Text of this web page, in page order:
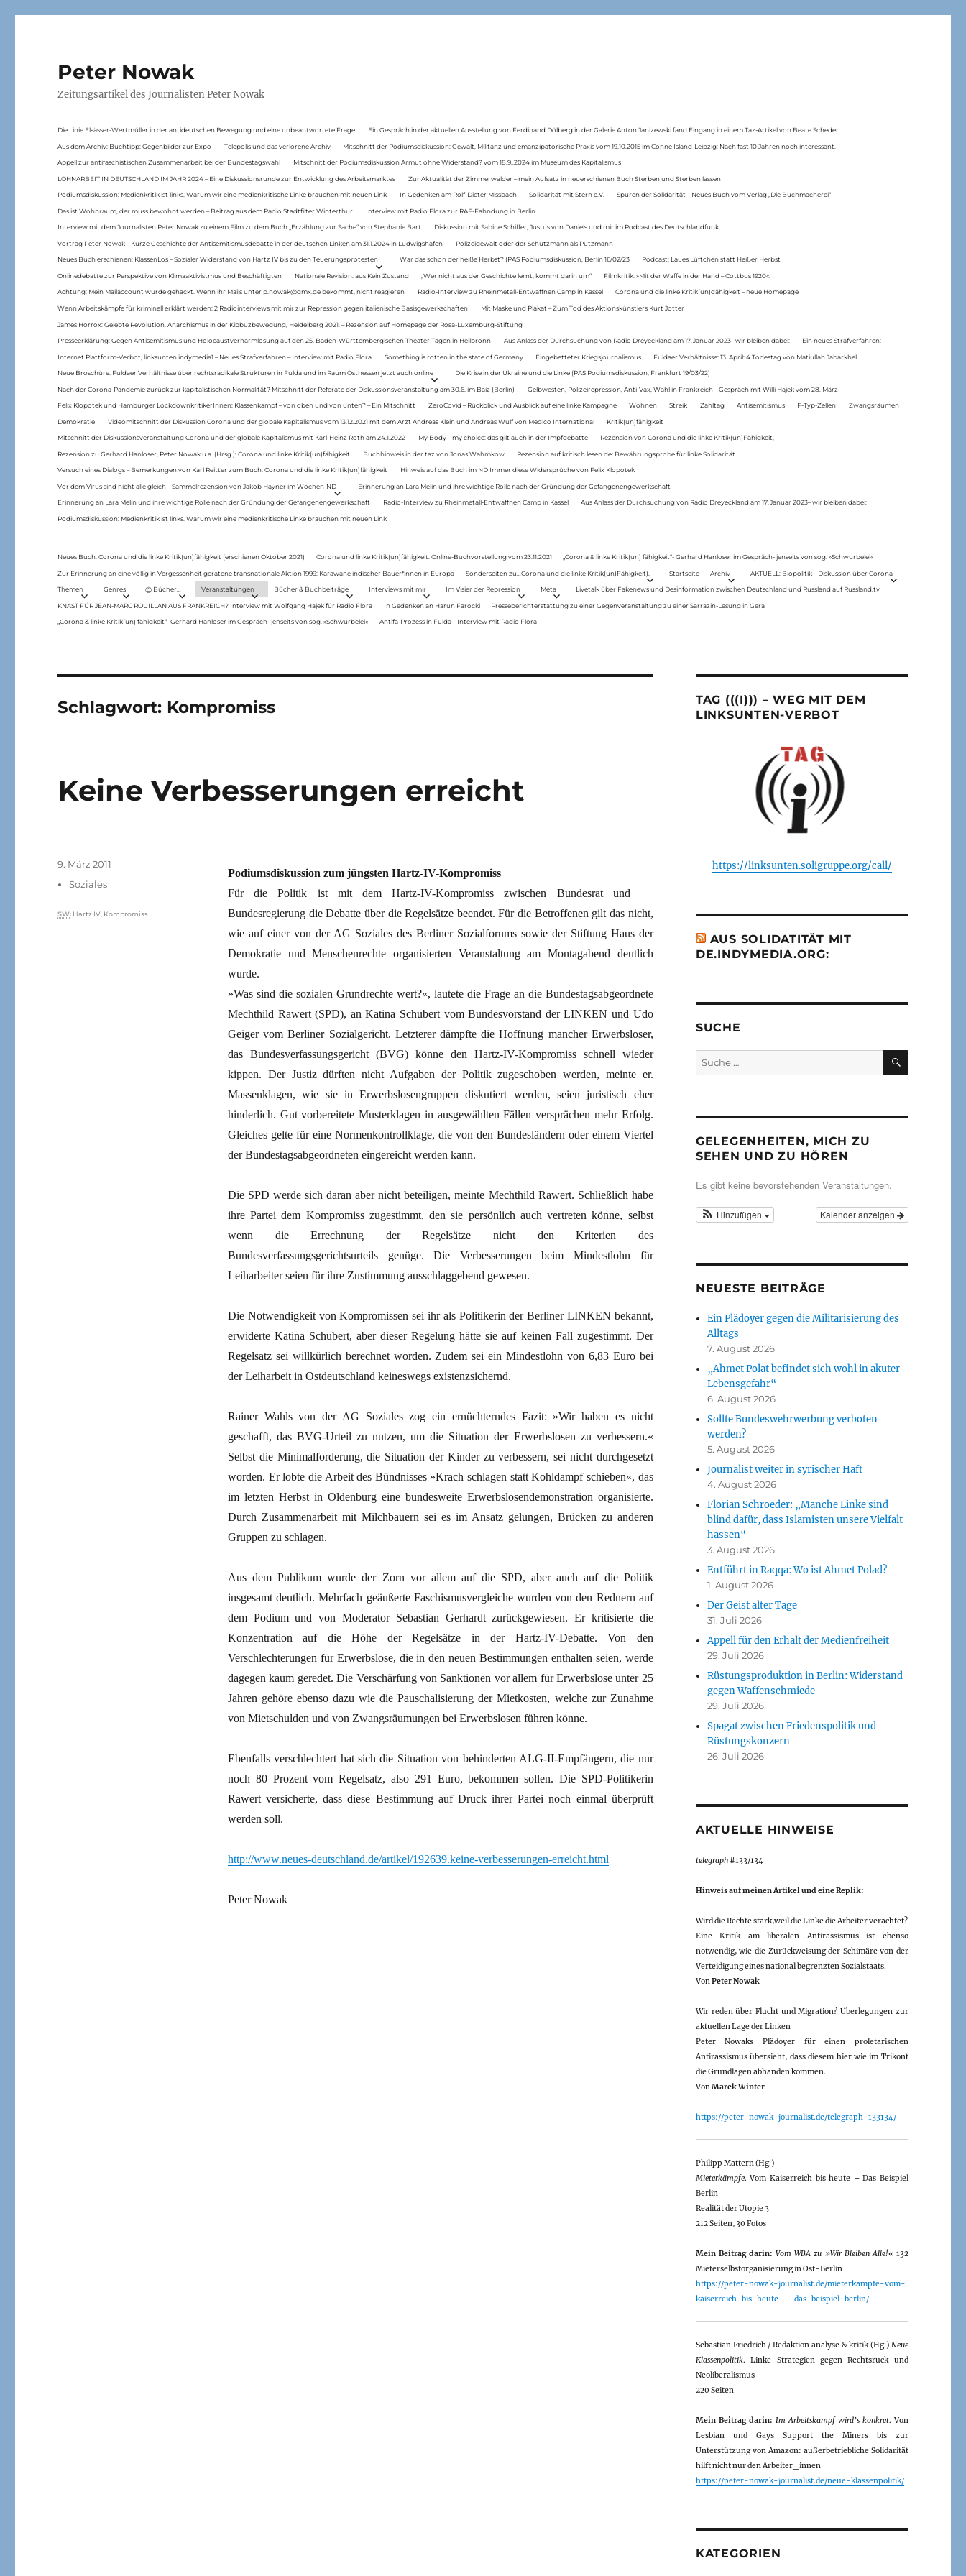
Peter Nowak
Zeitungsartikel des Journalisten Peter Nowak
Die Linie Elsässer-Wertmüller in der antideutschen Bewegung und eine unbeantwortete Frage Ein Gespräch in der aktuellen Ausstellung von Ferdinand Dölberg in der Galerie Anton Janizewski fand Eingang in einem Taz-Artikel von Beate Scheder
Aus dem Archiv: Buchtipp: Gegenbilder zur Expo Telepolis und das verlorene Archiv Mitschnitt der Podiumsdiskussion: Gewalt, Militanz und emanzipatorische Praxis vom 19.10.2015 im Conne Island-Leipzig: Nach fast 10 Jahren noch interessant.
Appell zur antifaschistischen Zusammenarbeit bei der Bundestagswahl Mitschnitt der Podiumsdiskussion Armut ohne Widerstand? vom 18.9..2024 im Museum des Kapitalismus
LOHNARBEIT IN DEUTSCHLAND IM JAHR 2024 – Eine Diskussionsrunde zur Entwicklung des Arbeitsmarktes Zur Aktualität der Zimmerwalder – mein Aufsatz in neuerschienen Buch Sterben und Sterben lassen
Podiumsdiskussion: Medienkritik ist links. Warum wir eine medienkritische Linke brauchen mit neuen Link In Gedenken am Rolf-Dieter Missbach Solidarität mit Stern e.V. Spuren der Solidarität – Neues Buch vom Verlag „Die Buchmacherei“
Das ist Wohnraum, der muss bewohnt werden – Beitrag aus dem Radio Stadtfilter Winterthur Interview mit Radio Flora zur RAF-Fahndung in Berlin
Interview mit dem Journalisten Peter Nowak zu einem Film zu dem Buch „Erzählung zur Sache“ von Stephanie Bart Diskussion mit Sabine Schiffer, Justus von Daniels und mir im Podcast des Deutschlandfunk:
Vortrag Peter Nowak – Kurze Geschichte der Antisemitismusdebatte in der deutschen Linken am 31.1.2024 in Ludwigshafen Polizeigewalt oder der Schutzmann als Putzmann
Neues Buch erschienen: KlassenLos – Sozialer Widerstand von Hartz IV bis zu den Teuerungsprotesten War das schon der heiße Herbst? (PAS Podiumsdiskussion, Berlin 16/02/23 Podcast: Laues Lüftchen statt Heißer Herbst
Onlinedebatte zur Perspektive von Klimaaktivistmus und Beschäftigten Nationale Revision: aus Kein Zustand „Wer nicht aus der Geschichte lernt, kommt darin um“ Filmkritik: »Mit der Waffe in der Hand – Cottbus 1920«.
Achtung: Mein Mailaccount wurde gehackt. Wenn ihr Mails unter p.nowak@gmx.de bekommt, nicht reagieren Radio-Interview zu Rheinmetall-Entwaffnen Camp in Kassel Corona und die linke Kritik(un)dähigkeit – neue Homepage
Wenn Arbeitskämpfe für kriminell erklärt werden: 2 Radiointerviews mit mir zur Repression gegen italienische Basisgewerkschaften Mit Maske und Plakat – Zum Tod des Aktionskünstlers Kurt Jotter
James Horrox: Gelebte Revolution. Anarchismus in der Kibbuzbewegung, Heidelberg 2021. – Rezension auf Homepage der Rosa-Luxemburg-Stiftung
Presseerklärung: Gegen Antisemitismus und Holocaustverharmlosung auf den 25. Baden-Württembergischen Theater Tagen in Heilbronn Aus Anlass der Durchsuchung von Radio Dreyeckland am 17.Januar 2023– wir bleiben dabei: Ein neues Strafverfahren:
Internet Plattform-Verbot, linksunten.indymedia1 – Neues Strafverfahren – Interview mit Radio Flora Something is rotten in the state of Germany Eingebetteter Kriegsjournalismus Fuldaer Verhältnisse: 13. April: 4 Todestag von Matiul­lah Jabarkhel
Neue Broschüre: Fuldaer Verhältnisse über rechtsradikale Strukturen in Fulda und im Raum Osthessen jetzt auch online Die Krise in der Ukraine und die Linke (PAS Podiumsdiskussion, Frankfurt 19/03/22)
Nach der Corona-Pandemie zurück zur kapitalistischen Normalität? Mitschnitt der Referate der Diskussionsveranstaltung am 30.6. im Baiz (Berlin) Gelbwesten, Polizeirepression, Anti-Vax, Wahl in Frankreich – Gespräch mit Willi Hajek vom 28. März
Felix Klopotek und Hamburger LockdownkritikerInnen: Klassenkampf – von oben und von unten? – Ein Mitschnitt ZeroCovid – Rückblick und Ausblick auf eine linke Kampagne Wohnen Streik Zahltag Antisemitismus F-Typ-Zellen Zwangsräumen
Demokratie Videomitschnitt der Diskussion Corona und der globale Kapitalismus vom 13.12.2021 mit dem Arzt Andreas Klein und Andreas Wulf von Medico International Kritik(un)fähigkeit
Mitschnitt der Diskussionsveranstaltung Corona und der globale Kapitalismus mit Karl-Heinz Roth am 24.1.2022 My Body – my choice: das gilt auch in der Impfdebatte Rezension von Corona und die linke Kritik(un)Fähigkeit,
Rezension zu Gerhard Hanloser, Peter Nowak u.a. (Hrsg.): Corona und linke Kritik(un)fähigkeit Buchhinweis in der taz von Jonas Wahmkow Rezension auf kritisch lesen.de: Bewährungsprobe für linke Solidarität
Versuch eines Dialogs – Bemerkungen von Karl Reitter zum Buch: Corona und die linke Kritik(un)fähigkeit Hinweis auf das Buch im ND Immer diese Widersprüche von Felix Klopotek
Vor dem Virus sind nicht alle gleich – Sammelrezension von Jakob Hayner im Wochen-ND Erinnerung an Lara Melin und ihre wichtige Rolle nach der Gründung der Gefangenengewerkschaft
Erinnerung an Lara Melin und ihre wichtige Rolle nach der Gründung der Gefangenengewerkschaft Radio-Interview zu Rheinmetall-Entwaffnen Camp in Kassel Aus Anlass der Durchsuchung von Radio Dreyeckland am 17.Januar 2023– wir bleiben dabei:
Podiumsdiskussion: Medienkritik ist links. Warum wir eine medienkritische Linke brauchen mit neuen Link
Neues Buch: Corona und die linke Kritik(un)fähigkeit (erschienen Oktober 2021) Corona und linke Kritik(un)fähigkeit. Online-Buchvorstellung vom 23.11.2021 „Corona & linke Kritik(un) fähigkeit“- Gerhard Hanloser im Gespräch- jenseits von sog. »Schwurbelei«
Zur Erinnerung an eine völlig in Vergessenheit geratene transnationale Aktion 1999: Karawane indischer Bauer*innen in Europa Sonderseiten zu…Corona und die linke Kritik(un)Fähigkeit). Startseite Archiv AKTUELL: Biopolitik – Diskussion über Corona
Themen Genres @ Bücher… Veranstaltungen Bücher & Buchbeiträge Interviews mit mir Im Visier der Repression Meta Livetalk über Fakenews und Desinformation zwischen Deutschland und Russland auf Russland.tv
KNAST FÜR JEAN-MARC ROUILLAN AUS FRANKREICH? Interview mit Wolfgang Hajek für Radio Flora In Gedenken an Harun Farocki Presseberichterstattung zu einer Gegenveranstaltung zu einer Sarrazin-Lesung in Gera
„Corona & linke Kritik(un) fähigkeit“- Gerhard Hanloser im Gespräch- jenseits von sog. »Schwurbelei« Antifa-Prozess in Fulda – Interview mit Radio Flora
Schlagwort: Kompromiss
Keine Verbesserungen erreicht
Podiumsdiskussion zum jüngsten Hartz-IV-Kompromiss
Für die Politik ist mit dem Hartz-IV-Kompromiss zwischen Bundesrat und
Bundesregierung die Debatte über die Regelsätze beendet. Für die Betroffenen gilt das nicht,
wie auf einer von der AG Soziales des Berliner Sozialforums sowie der Stiftung Haus der
Demokratie und Menschenrechte organisierten Veranstaltung am Montagabend deutlich
wurde.
»Was sind die sozialen Grundrechte wert?«, lautete die Frage an die Bundestagsabgeordnete
Mechthild Rawert (SPD), an Katina Schubert vom Bundesvorstand der LINKEN und Udo
Geiger vom Berliner Sozialgericht. Letzterer dämpfte die Hoffnung mancher Erwerbsloser,
das Bundesverfassungsgericht (BVG) könne den Hartz-IV-Kompromiss schnell wieder
kippen. Der Justiz dürften nicht Aufgaben der Politik zugeschoben werden, meinte er.
Massenklagen, wie sie in Erwerbslosengruppen diskutiert werden, seien juristisch eher
hinderlich. Gut vorbereitete Musterklagen in ausgewählten Fällen versprächen mehr Erfolg.
Gleiches gelte für eine Normenkontrollklage, die von den Bundesländern oder einem Viertel
der Bundestagsabgeordneten eingereicht werden kann.
Die SPD werde sich daran aber nicht beteiligen, meinte Mechthild Rawert. Schließlich habe
ihre Partei dem Kompromiss zugestimmt, den sie persönlich auch vertreten könne, selbst
wenn die Errechnung der Regelsätze nicht den Kriterien des
Bundesverfassungsgerichtsurteils genüge. Die Verbesserungen beim Mindestlohn für
Leiharbeiter seien für ihre Zustimmung ausschlaggebend gewesen.
Die Notwendigkeit von Kompromissen sei ihr als Politikerin der Berliner LINKEN bekannt,
erwiderte Katina Schubert, aber dieser Regelung hätte sie auf keinen Fall zugestimmt. Der
Regelsatz sei willkürlich berechnet worden. Zudem sei ein Mindestlohn von 6,83 Euro bei
der Leiharbeit in Ostdeutschland keineswegs existenzsichernd.
Rainer Wahls von der AG Soziales zog ein ernüchterndes Fazit: »Wir haben es nicht
geschafft, das BVG-Urteil zu nutzen, um die Situation der Erwerbslosen zu verbessern.«
Selbst die Minimalforderung, die Situation der Kinder zu verbessern, sei nicht durchgesetzt
worden. Er lobte die Arbeit des Bündnisses »Krach schlagen statt Kohldampf schieben«, das
im letzten Herbst in Oldenburg eine bundesweite Erwerbslosendemonstration organisierte.
Durch Zusammenarbeit mit Milchbauern sei es im Ansatz gelungen, Brücken zu anderen
Gruppen zu schlagen.
Aus dem Publikum wurde der Zorn vor allem auf die SPD, aber auch auf die Politik
insgesamt deutlich. Mehrfach geäußerte Faschismusvergleiche wurden von den Rednern auf
dem Podium und von Moderator Sebastian Gerhardt zurückgewiesen. Er kritisierte die
Konzentration auf die Höhe der Regelsätze in der Hartz-IV-Debatte. Von den
Verschlechterungen für Erwerbslose, die in den neuen Bestimmungen enthalten seien, werde
dagegen kaum geredet. Die Verschärfung von Sanktionen vor allem für Erwerbslose unter 25
Jahren gehöre ebenso dazu wie die Pauschalisierung der Mietkosten, welche zur Zunahme
von Mietschulden und von Zwangsräumungen bei Erwerbslosen führen könne.
Ebenfalls verschlechtert hat sich die Situation von behinderten ALG-II-Empfängern, die nur
noch 80 Prozent vom Regelsatz, also 291 Euro, bekommen sollen. Die SPD-Politikerin
Rawert versicherte, dass diese Bestimmung auf Druck ihrer Partei noch einmal überprüft
werden soll.
http://www.neues-deutschland.de/artikel/192639.keine-verbesserungen-erreicht.html
Peter Nowak
Veröffentlicht
9. März 2011
Kategorien
Soziales
Schlagwörter
SW: Hartz IV Kompromiss
TAG (((I))) – WEG MIT DEM
LINKSUNTEN-VERBOT
https://linksunten.soligruppe.org/call/
AUS SOLIDATITÄT MIT
DE.INDYMEDIA.ORG:
SUCHE
Suche
nach:
SUCHEN
GELEGENHEITEN, MICH ZU
SEHEN UND ZU HÖREN
Es gibt keine bevorstehenden Veranstaltungen.
Kalender anzeigen
Hinzufügen
NEUESTE BEITRÄGE
Ein Plädoyer gegen die Militarisierung des
Alltags
7. August 2026
„Ahmet Polat befindet sich wohl in akuter
Lebensgefahr“
6. August 2026
Sollte Bundeswehrwerbung verboten
werden?
5. August 2026
Journalist weiter in syrischer Haft
4. August 2026
Florian Schroeder: „Manche Linke sind
blind dafür, dass Islamisten unsere Vielfalt
hassen“
3. August 2026
Entführt in Raqqa: Wo ist Ahmet Polad?
1. August 2026
Der Geist alter Tage
31. Juli 2026
Appell für den Erhalt der Medienfreiheit
29. Juli 2026
Rüstungsproduktion in Berlin: Widerstand
gegen Waffenschmiede
29. Juli 2026
Spagat zwischen Friedenspolitik und
Rüstungskonzern
26. Juli 2026
AKTUELLE HINWEISE
telegraph#133/134
Hinweis auf meinen Artikel und eine Replik:
Wird die Rechte stark,weil die Linke die Arbeiter verachtet?
Eine Kritik am liberalen Antirassismus ist ebenso
notwendig, wie die Zurückweisung der Schimäre von der
Verteidigung eines national begrenzten Sozialstaats.
VonPeter Nowak
Wir reden über Flucht und Migration? Überlegungen zur
aktuellen Lage der Linken
Peter Nowaks Plädoyer für einen proletarischen
Antirassismus übersieht, dass diesem hier wie im Trikont
die Grundlagen abhanden kommen.
VonMarek Winter
https://peter-nowak-journalist.de/telegraph-133134/
Philipp Mattern (Hg.)
Mieterkämpfe. Vom Kaiserreich bis heute – Das Beispiel
Berlin
Realität der Utopie 3
212 Seiten, 30 Fotos
Mein Beitrag darin: Vom WBA zu »Wir Bleiben Alle!«132
Mieterselbstorganisierung in Ost-Berlin
https://peter-nowak-journalist.de/mieterkampfe-vom-
kaiserreich-bis-heute-–-das-beispiel-berlin/
Sebastian Friedrich / Redaktion analyse & kritik (Hg.) Neue
Klassenpolitik. Linke Strategien gegen Rechtsruck und
Neoliberalismus
220 Seiten
Mein Beitrag darin: Im Arbeitskampf wird’s konkret. Von
Lesbian und Gays Support the Miners bis zur
Unterstützung von Amazon: außerbetriebliche Solidarität
hilft nicht nur den Arbeiter_innen
https://peter-nowak-journalist.de/neue-klassenpolitik/
KATEGORIEN